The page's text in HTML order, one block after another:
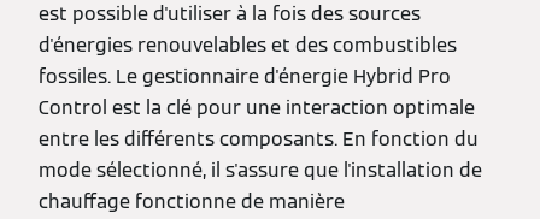
est possible d'utiliser à la fois des sources
d'énergies renouvelables et des combustibles
fossiles. Le gestionnaire d'énergie Hybrid Pro
Control est la clé pour une interaction optimale
entre les différents composants. En fonction du
mode sélectionné, il s'assure que l'installation de
chauffage fonctionne de manière